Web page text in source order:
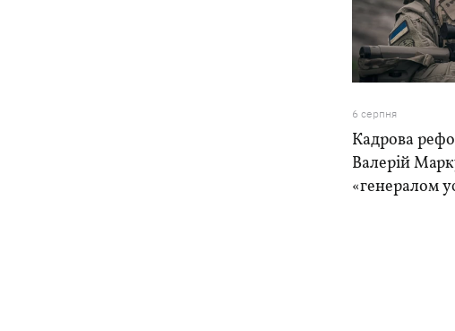
6 серпня
Кадрова
Валерій
«генералом